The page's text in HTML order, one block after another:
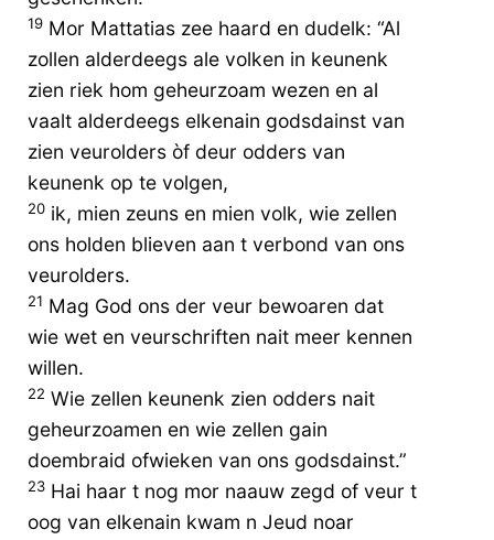
19 Mor Mattatias zee haard en dudelk: “Al
zollen alderdeegs ale volken in keunenk
zien riek hom geheurzoam wezen en al
vaalt alderdeegs elkenain godsdainst van
zien veurolders òf deur odders van
keunenk op te volgen,
20 ik, mien zeuns en mien volk, wie zellen
ons holden blieven aan t verbond van ons
veurolders.
21 Mag God ons der veur bewoaren dat
wie wet en veurschriften nait meer kennen
willen.
22 Wie zellen keunenk zien odders nait
geheurzoamen en wie zellen gain
doembraid ofwieken van ons godsdainst.”
23 Hai haar t nog mor naauw zegd of veur t
oog van elkenain kwam n Jeud noar